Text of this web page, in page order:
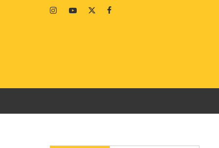
Facebook
Twitter
Youtube
Instagram